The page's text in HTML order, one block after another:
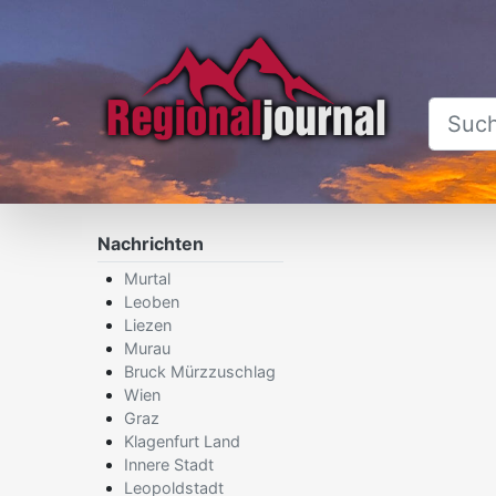
Nachrichten
Murtal
Leoben
Liezen
Murau
Bruck Mürzzuschlag
Wien
Graz
Klagenfurt Land
Innere Stadt
Leopoldstadt